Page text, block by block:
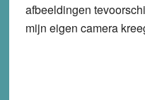
afbeeldingen
mijn eigen camera